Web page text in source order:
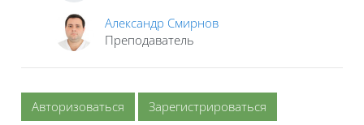
Александр Смирнов
Преподаватель
Авторизоваться Зарегистрироваться